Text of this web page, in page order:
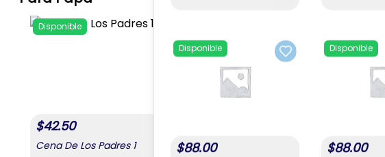
Disponible
$42.50
Cena De Los Padres 1
Add to favorites
Disponible
$88.00
Disponible
$88.00